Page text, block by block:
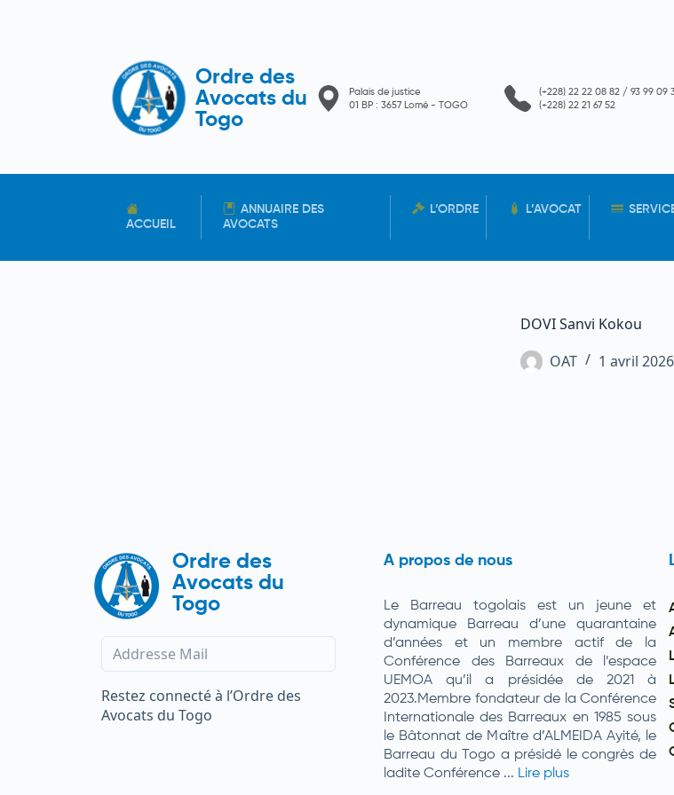
Ordre des
Avocats du
Togo
Palais de justice
01 BP : 3657 Lomé - TOGO
(+228) 22 22 08 82 / 93 99 09
(+228) 22 21 67 52
ACCUEIL
ANNUAIRE DES
AVOCATS
L’ORDRE L’AVOCAT
DOVI Sanvi Kokou
OAT
1 avril 2026
Ordre des
Avocats du
Togo
Restez connecté à l’Ordre des
Avocats du Togo
A propos de nous
Le Barreau togolais est un jeune et
dynamique Barreau d’une quarantaine
d’années et un membre actif de la
Conférence des Barreaux de l’espace
UEMOA qu’il a présidée de 2021 à
2023.Membre fondateur de la Conférence
Internationale des Barreaux en 1985 sous
le Bâtonnat de Maître d’ALMEIDA Ayité, le
Barreau du Togo a présidé le congrès de
ladite Conférence ... Lire plus